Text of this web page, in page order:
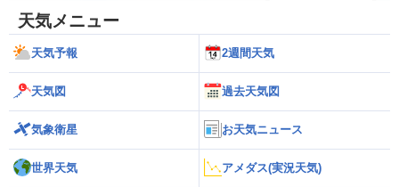
天気メニュー
天気予報 2週間天気
天気図 過去天気図
気象衛星 お天気ニュース
世界天気 アメダス(実況天気)